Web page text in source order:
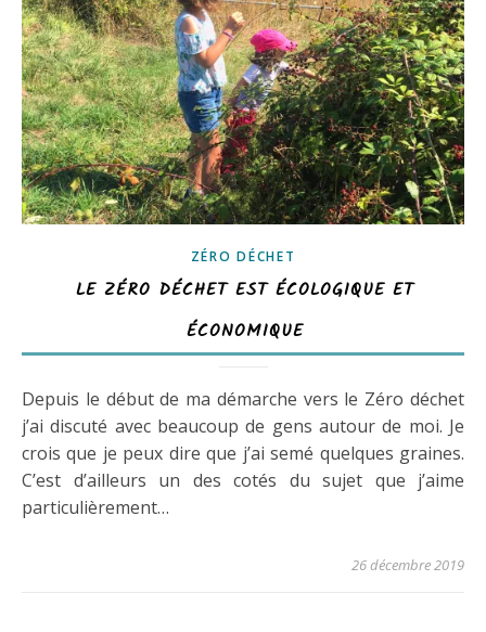
ZÉRO DÉCHET
LE ZÉRO DÉCHET EST ÉCOLOGIQUE ET
ÉCONOMIQUE
Depuis le début de ma démarche vers le Zéro déchet
j’ai discuté avec beaucoup de gens autour de moi. Je
crois que je peux dire que j’ai semé quelques graines.
C’est d’ailleurs un des cotés du sujet que j’aime
particulièrement…
26 décembre 2019